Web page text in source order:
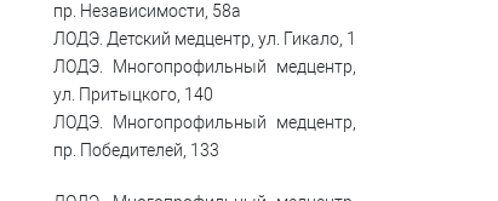
пр. Независимости, 58а
ЛОДЭ. Детский медцентр, ул. Гикало, 1
ЛОДЭ. Многопрофильный медцентр,
ул. Притыцкого, 140
ЛОДЭ. Многопрофильный медцентр,
пр. Победителей, 133